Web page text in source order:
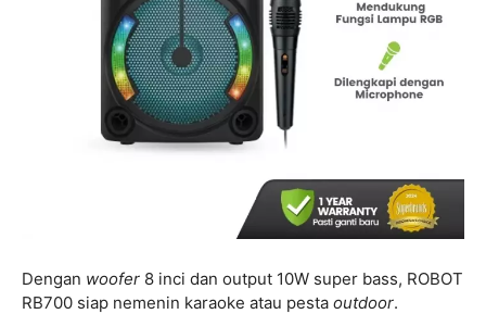
Dengan woofer 8 inci dan output 10W super bass, ROBOT
RB700 siap nemenin karaoke atau pesta outdoor.